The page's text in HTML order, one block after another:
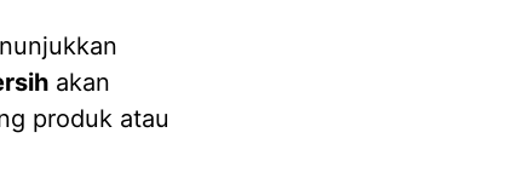
akan
produk atau